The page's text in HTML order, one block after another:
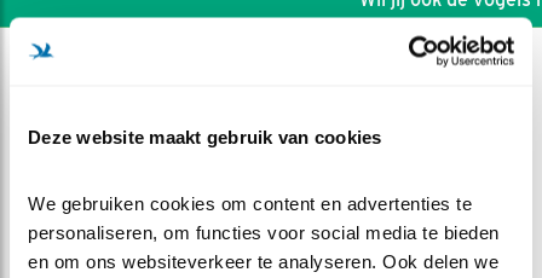
Deze website maakt gebruik van cookies
We gebruiken cookies om content en advertenties te
personaliseren, om functies voor social media te bieden
en om ons websiteverkeer te analyseren. Ook delen we